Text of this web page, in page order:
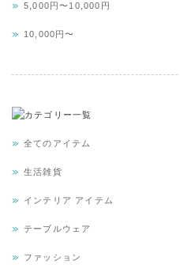
5,000円〜10,000円
10,000円〜
全てのアイテム
生活雑貨
インテリア アイテム
テーブルウェア
ファッション